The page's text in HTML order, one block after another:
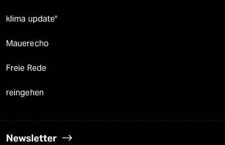
klima update°
Mauerecho
Freie Rede
reingehen
Newsletter